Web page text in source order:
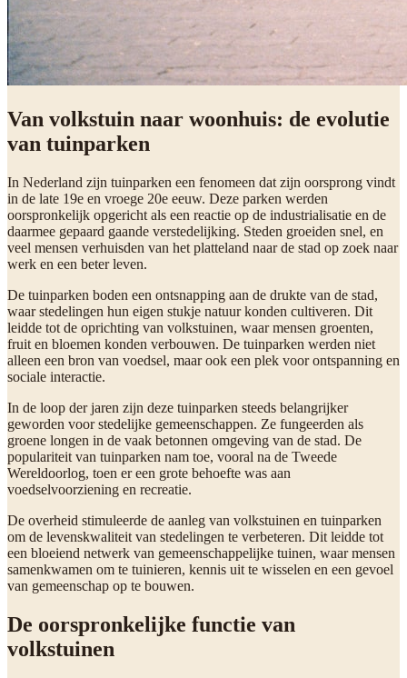
Van volkstuin naar woonhuis: de evolutie
van tuinparken
In Nederland zijn tuinparken een fenomeen dat zijn oorsprong vindt
in de late 19e en vroege 20e eeuw. Deze parken werden
oorspronkelijk opgericht als een reactie op de industrialisatie en de
daarmee gepaard gaande verstedelijking. Steden groeiden snel, en
veel mensen verhuisden van het platteland naar de stad op zoek naar
werk en een beter leven.
De tuinparken boden een ontsnapping aan de drukte van de stad,
waar stedelingen hun eigen stukje natuur konden cultiveren. Dit
leidde tot de oprichting van volkstuinen, waar mensen groenten,
fruit en bloemen konden verbouwen. De tuinparken werden niet
alleen een bron van voedsel, maar ook een plek voor ontspanning en
sociale interactie.
In de loop der jaren zijn deze tuinparken steeds belangrijker
geworden voor stedelijke gemeenschappen. Ze fungeerden als
groene longen in de vaak betonnen omgeving van de stad. De
populariteit van tuinparken nam toe, vooral na de Tweede
Wereldoorlog, toen er een grote behoefte was aan
voedselvoorziening en recreatie.
De overheid stimuleerde de aanleg van volkstuinen en tuinparken
om de levenskwaliteit van stedelingen te verbeteren. Dit leidde tot
een bloeiend netwerk van gemeenschappelijke tuinen, waar mensen
samenkwamen om te tuinieren, kennis uit te wisselen en een gevoel
van gemeenschap op te bouwen.
De oorspronkelijke functie van
volkstuinen